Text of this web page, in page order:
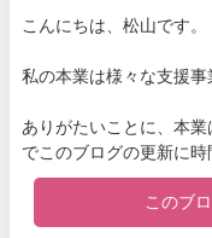
こんにちは、松山です。
私の本業は様々な支援事
ありがたいことに、本
でこのブログの更新に時
このブ